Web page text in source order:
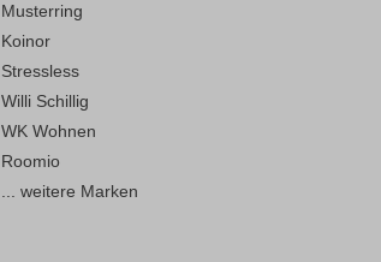
Musterring
Koinor
Stressless
Willi Schillig
WK Wohnen
Roomio
... weitere Marken